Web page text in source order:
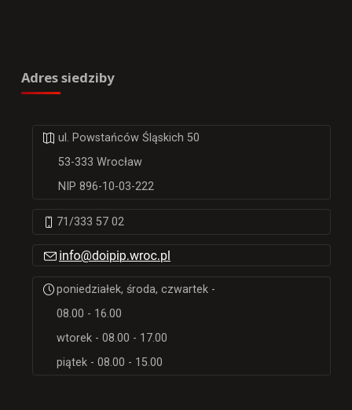
Adres siedziby
ul. Powstańców Śląskich 50
53-333 Wrocław
NIP 896-10-03-222
71/333 57 02
poniedziałek, środa, czwartek -
08.00 - 16.00
wtorek - 08.00 - 17.00
piątek - 08.00 - 15.00